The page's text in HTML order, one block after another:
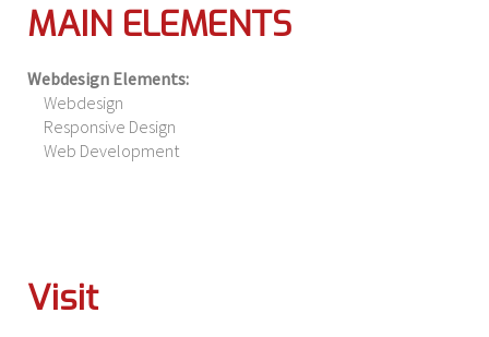
MAIN ELEMENTS
Webdesign Elements:
Webdesign
Responsive Design
Web Development
Visit